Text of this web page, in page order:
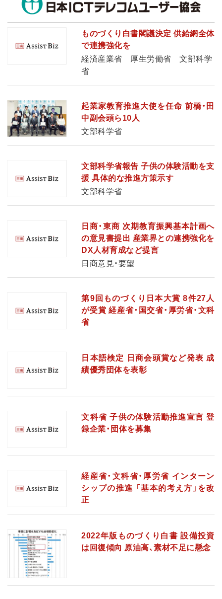
ものづくり白書閣議決定 供給網全体
で連携強化を
経済産業省 厚生労働省 文部科学
省
起業家教育推進大使を任命 前橋・田
中副会頭ら10人
文部科学省
文部科学省報告 子供の体験活動を支
援 具体的な推進方策示す
文部科学省
日商・東商 次期教育振興基本計画へ
の意見書提出 産業界との連携強化を
DX人材育成など提言
日商意見・要望
第9回ものづくり日本大賞 8件27人
が受賞 経産省・国交省・厚労省・文科
省
日本語検定 日商会頭賞など発表 成
績優秀団体を表彰
文科省 子供の体験活動推進宣言 登
録企業・団体を募集
経産省・文科省・厚労省 インターン
シップの推進 「基本的考え方」を改
正
2022年版ものづくり白書 設備投資
は回復傾向 原油高、素材不足に懸念